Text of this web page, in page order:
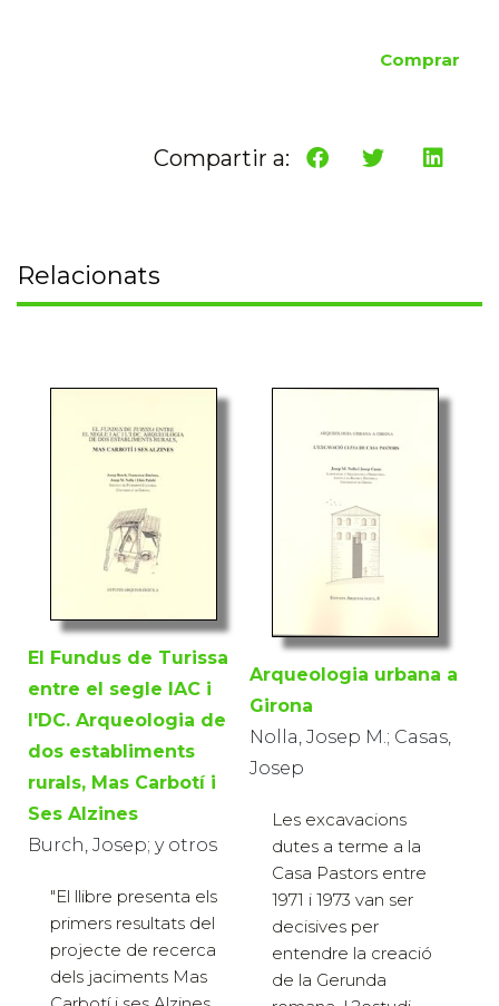
Comprar
Compartir a:
Relacionats
El Fundus de Turissa
entre el segle IAC i
l'DC. Arqueologia de
dos establiments
rurals, Mas Carbotí i
Ses Alzines
Burch, Josep; y otros
"El llibre presenta els
primers resultats del
projecte de recerca
dels jaciments Mas
Arqueologia urbana a
Girona
Nolla, Josep M.; Casas,
Josep
Les excavacions
dutes a terme a la
Casa Pastors entre
1971 i 1973 van ser
decisives per
entendre la creació
de la Gerunda